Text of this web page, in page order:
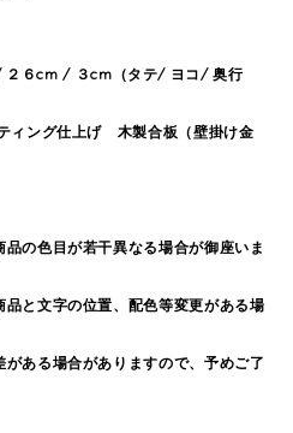
６cm / ３cm（タテ/ ヨコ/ 奥行
ィング仕上げ 木製合板（壁掛け金
品の色目が若干異なる場合が御座いま
品と文字の位置、配色等変更がある場
がある場合がありますので、予めご了